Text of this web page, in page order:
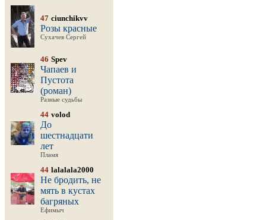
47 ciunchikvv
Розы красные
Сухачев Сергей
46 Spev
Чапаев и
Пустота
(роман)
Разные судьбы
44 volod
До
шестнадцати
лет
Пламя
44 lalalala2000
Не бродить, не
мять в кустах
багряных
Ефимыч